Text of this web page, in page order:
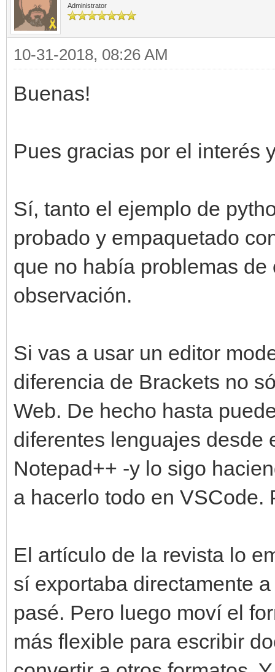
Administrator
10-31-2018, 08:26 AM
Buenas!
Pues gracias por el interés
Sí, tanto el ejemplo de
probado y empaquetado
que no había problemas
observación.
Si vas a usar un editor
diferencia de Brackets no
Web. De hecho hasta
diferentes lenguajes desde
Notepad++ -y lo sigo
a hacerlo todo en VSCode.
El artículo de la revista lo
sí exportaba directamente
pasé. Pero luego moví el
más flexible para escribir